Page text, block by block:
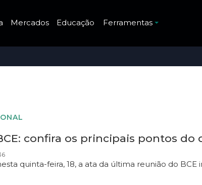
Mercados Educação Ferramentas
confira os principais pontos do
quinta-feira, 18, a ata da última reunião do